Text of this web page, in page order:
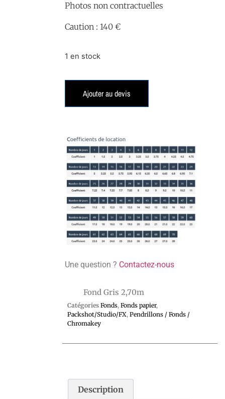
Photos non contractuelles
Caution : 140 €
1 en stock
Ajouter au devis
Une question ? Contactez-nous
Fond Gris 2,70m
Catégories Fonds, Fonds papier,
Packshot/Studio/FX, Pendrillons / Fonds /
Chromakey
Description